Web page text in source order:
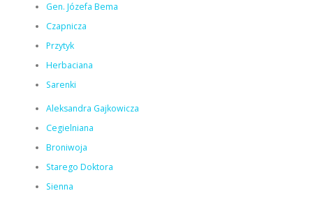
Gen. Józefa Bema
Czapnicza
Przytyk
Herbaciana
Sarenki
Aleksandra Gajkowicza
Cegielniana
Broniwoja
Starego Doktora
Sienna